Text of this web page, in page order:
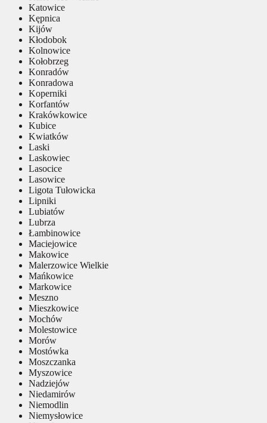
Katowice
Kępnica
Kijów
Kłodobok
Kolnowice
Kołobrzeg
Konradów
Konradowa
Koperniki
Korfantów
Krakówkowice
Kubice
Kwiatków
Laski
Laskowiec
Lasocice
Lasowice
Ligota Tułowicka
Lipniki
Lubiatów
Lubrza
Łambinowice
Maciejowice
Makowice
Malerzowice Wielkie
Mańkowice
Markowice
Meszno
Mieszkowice
Mochów
Molestowice
Morów
Mostówka
Moszczanka
Myszowice
Nadziejów
Niedamirów
Niemodlin
Niemysłowice